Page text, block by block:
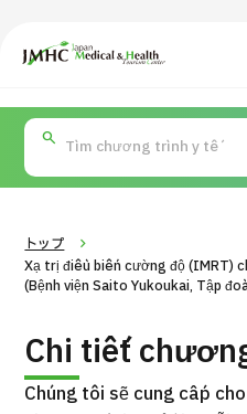
Trung tâm Du lịch Y tế & Sức
Về Japan
Medical
Tìm theo
bộ phận
Tìm theo xét
nghiệm /
PICK UP PROGRAM
トップ
Xạ trị điều biến cường độ (IMRT)
(Bệnh viện Saito Yukoukai, Tập
Chi tiết
Chúng tôi sẽ cung cấp